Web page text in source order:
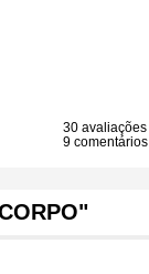
30 avaliações
9 comentários